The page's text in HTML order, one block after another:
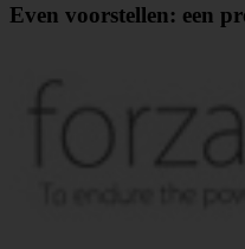
Even voorstellen: een